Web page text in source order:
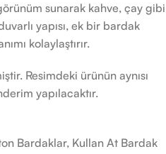
sunarak kahve, çay gibi
yapısı, ek bir bardak
kolaylaştırır.
Resimdeki ürünün aynısı
yapılacaktır.
Bardaklar, Kullan At Bardak